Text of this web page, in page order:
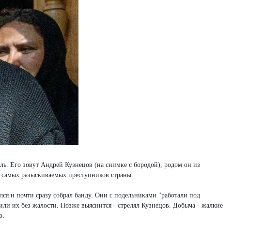
Его зовут Андрей Кузнецов (на снимке с бородой), родом он из
разыскиваемых преступников страны.
и почти сразу собрал банду. Они с подельниками "работали под
их без жалости. Позже выяснится - стрелял Кузнецов. Добыча - жалкие